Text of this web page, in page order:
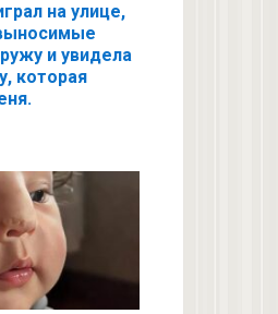
на улице,
и увидела
которая